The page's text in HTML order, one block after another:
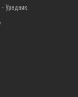
Уредник.